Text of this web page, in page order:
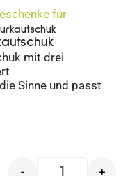
für
mit drei
Sinne und passt
- +